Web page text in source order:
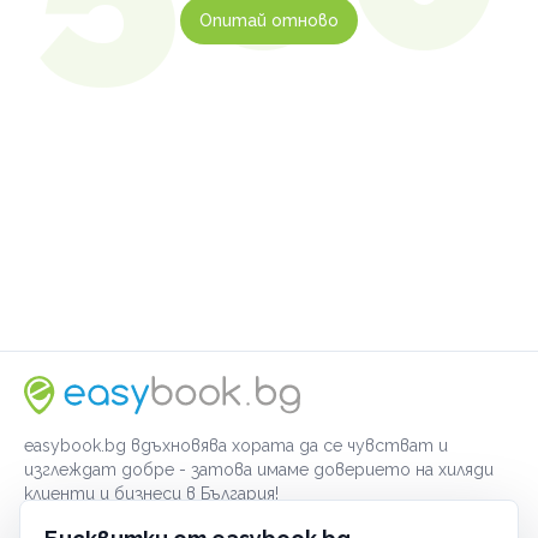
Опитай отново
easybook.bg вдъхновява хората да се чувстват и
изглеждат добре - затова имаме доверието на хиляди
клиенти и бизнеси в България!